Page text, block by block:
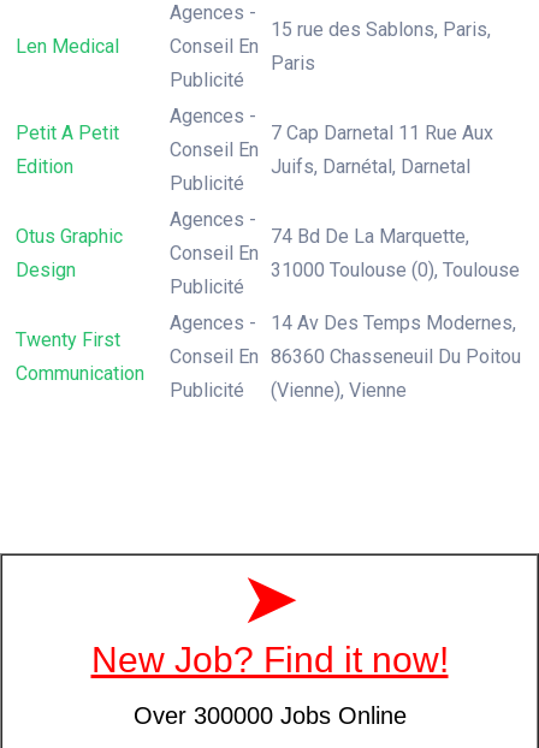
Len Medical
Agences -
Conseil En
Publicité
15 rue des Sablons, Paris,
Paris
Petit A Petit
Edition
Agences -
Conseil En
Publicité
7 Cap Darnetal 11 Rue Aux
Juifs, Darnétal, Darnetal
Otus Graphic
Design
Agences -
Conseil En
Publicité
74 Bd De La Marquette,
31000 Toulouse (0), Toulouse
Twenty First
Communication
Agences -
Conseil En
Publicité
14 Av Des Temps Modernes,
86360 Chasseneuil Du Poitou
(Vienne), Vienne